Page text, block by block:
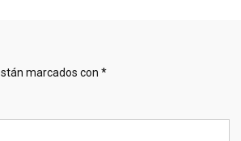
marcados con *